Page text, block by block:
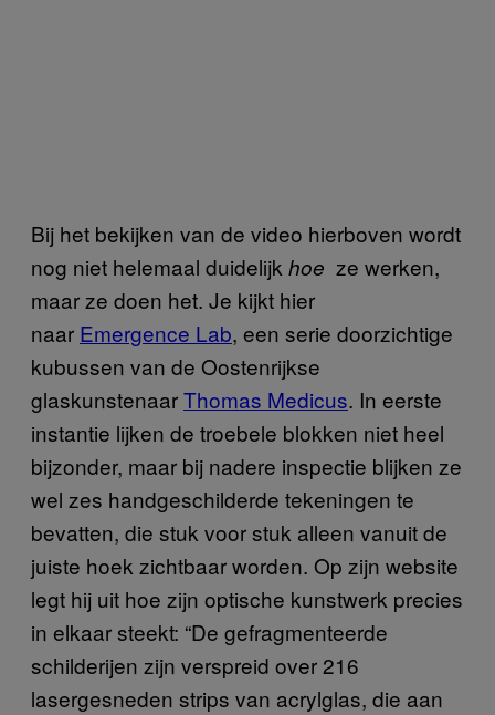
Bij het bekijken van de video hierboven wordt
nog niet helemaal duidelijk hoe ze werken,
maar ze doen het. Je kijkt hier
naar Emergence Lab, een serie doorzichtige
kubussen van de Oostenrijkse
glaskunstenaarThomas Medicus. In eerste
instantie lijken de troebele blokken niet heel
bijzonder, maar bij nadere inspectie blijken ze
wel zes handgeschilderde tekeningen te
bevatten, die stuk voor stuk alleen vanuit de
juiste hoek zichtbaar worden. Op zijn website
legt hij uit hoe zijn optische kunstwerk precies
in elkaar steekt: “De gefragmenteerde
schilderijen zijn verspreid over 216
lasergesneden strips van acrylglas, die aan